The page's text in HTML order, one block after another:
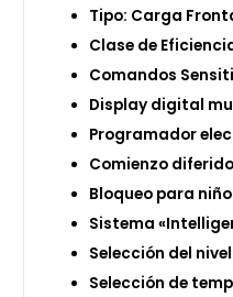
Tipo: Carga
Clase de
Comandos
Display digital
Programador
Comienzo
Bloqueo para
Sistema
Selección del
Selección de